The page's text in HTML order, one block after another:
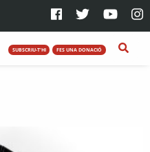
SUBSCRIU-T'HI FES UNA DONACIÓ